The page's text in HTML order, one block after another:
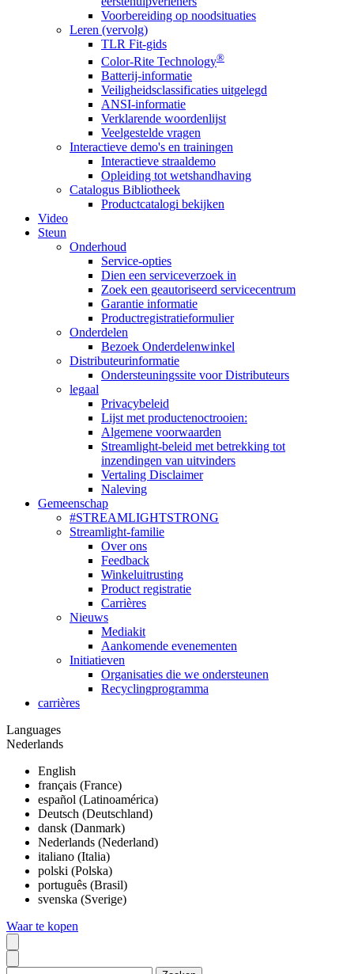
Voorbereiding op noodsituaties
Leren (vervolg)
TLR Fit-gids
Color-Rite Technology®
Batterij-informatie
Veiligheidsclassificaties uitgelegd
ANSI-informatie
Verklarende woordenlijst
Veelgestelde vragen
Interactieve demo's en trainingen
Interactieve straaldemo
Opleiding tot wetshandhaving
Catalogus Bibliotheek
Productcatalogi bekijken
Video
Steun
Onderhoud
Service-opties
Dien een serviceverzoek in
Zoek een geautoriseerd servicecentrum
Garantie informatie
Productregistratieformulier
Onderdelen
Bezoek Onderdelenwinkel
Distributeurinformatie
Ondersteuningssite voor Distributeurs
legaal
Privacybeleid
Lijst met productenoctrooien:
Algemene voorwaarden
Streamlight-beleid met betrekking tot
inzendingen van uitvinders
Vertaling Disclaimer
Naleving
Gemeenschap
#STREAMLIGHTSTRONG
Streamlight-familie
Over ons
Feedback
Winkeluitrusting
Product registratie
Carrières
Nieuws
Mediakit
Aankomende evenementen
Initiatieven
Organisaties die we ondersteunen
Recyclingprogramma
carrières
Languages
Nederlands
English
français (France)
español (Latinoamérica)
Deutsch (Deutschland)
dansk (Danmark)
Nederlands (Nederland)
italiano (Italia)
polski (Polska)
português (Brasil)
svenska (Sverige)
Waar te kopen